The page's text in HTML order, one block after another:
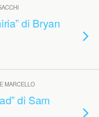
di Bryan
MARCELLO
di Sam